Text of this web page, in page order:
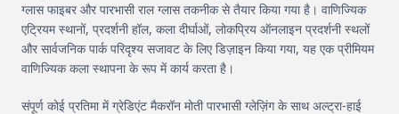
ग्लास फाइबर और पारभासी राल ग्लास तकनीक से तैयार किया गया है। वाणिज्यिक
एट्रियम स्थानों, प्रदर्शनी हॉल, कला दीर्घाओं, लोकप्रिय ऑनलाइन प्रदर्शनी स्थलों
और सार्वजनिक पार्क परिदृश्य सजावट के लिए डिज़ाइन किया गया, यह एक प्रीमियम
वाणिज्यिक कला स्थापना के रूप में कार्य करता है।
संपूर्ण कोई प्रतिमा में ग्रेडिएंट मैकरॉन मोती पारभासी ग्लेज़िंग के साथ अल्ट्रा-हाई